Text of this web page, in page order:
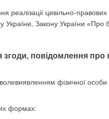
цивільно-
Закону України «Про
повідомлення про
фізичної
формах: